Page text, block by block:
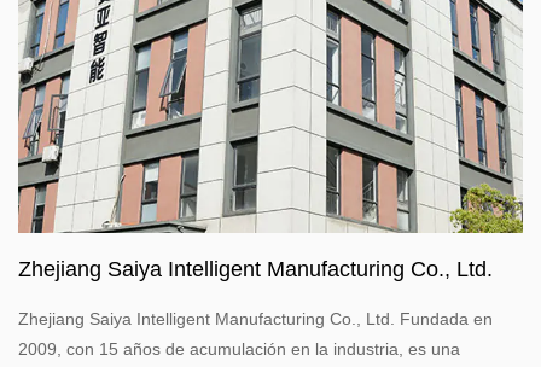
Zhejiang Saiya Intelligent Manufacturing Co., Ltd.
Zhejiang Saiya Intelligent Manufacturing Co., Ltd. Fundada en
2009, con 15 años de acumulación en la industria, es una